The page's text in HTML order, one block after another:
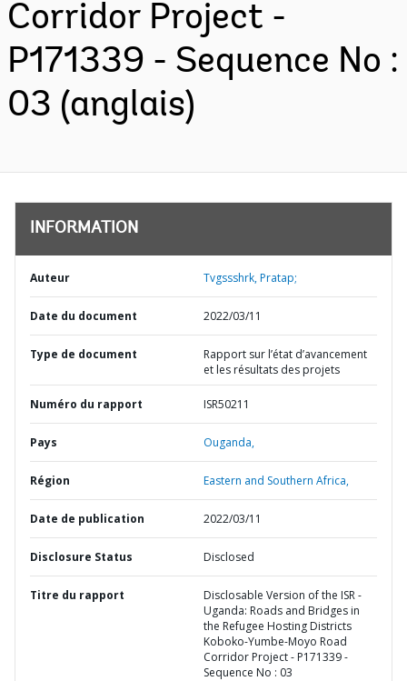
Corridor Project -
P171339 - Sequence No :
03 (anglais)
INFORMATION
Auteur Tvgssshrk, Pratap;
Date du document 2022/03/11
Type de document
Rapport sur l’état d’avancement
et les résultats des projets
Numéro du rapport ISR50211
Pays Ouganda,
Région Eastern and Southern Africa,
Date de publication 2022/03/11
Disclosure Status Disclosed
Titre du rapport
Disclosable Version of the ISR -
Uganda: Roads and Bridges in
the Refugee Hosting Districts
Koboko-Yumbe-Moyo Road
Corridor Project - P171339 -
Sequence No : 03